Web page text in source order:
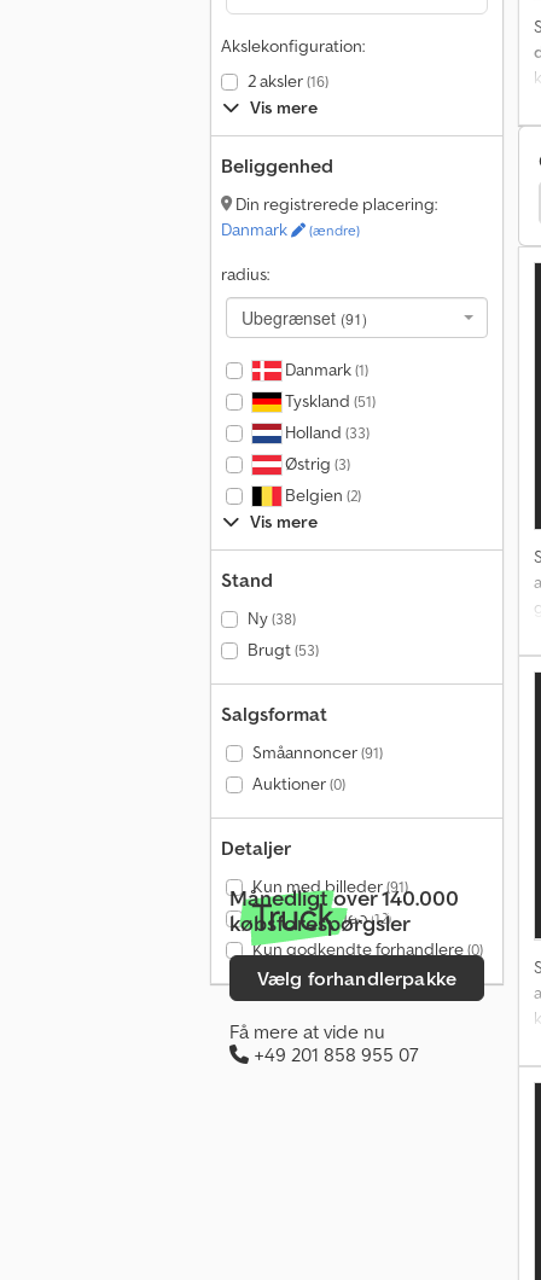
Akslekonfiguration:
2 aksler(16)
Vis mere
Beliggenhed
Din registrerede placering:
Danmark
(ændre)
radius:
Ubegrænset (91)
Danmark(1)
Tyskland (51)
Holland (33)
Østrig (3)
Belgien (2)
Vis mere
Stand
Ny(38)
Brugt(53)
Salgsformat
Småannoncer(91)
Auktioner(0)
Detaljer
Kun med billeder(91)
Kun med video(12)
Kun godkendte forhandlere(0)
Månedligt over 140.000
købsforespørgsler
Vælg forhandlerpakke
Få mere at vide nu
+49 201 858 955 07
Renault Master Campingvogne / Autocampere